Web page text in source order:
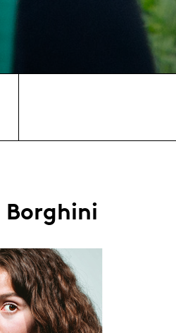
Borghini